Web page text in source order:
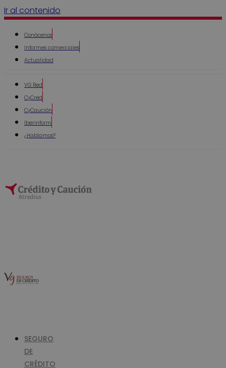
Ir al contenido
Conócenos
Informes comerciales
Actualidad
VG Red
CyCred
CyCaución
Iberinform
¿Hablamos?
SEGURO
DE
CRÉDITO